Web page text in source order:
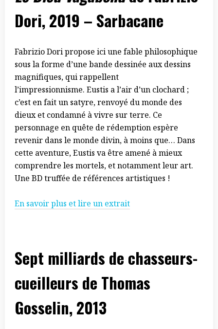
Dori, 2019 – Sarbacane
Fabrizio Dori propose ici une fable philosophique
sous la forme d’une bande dessinée aux dessins
magnifiques, qui rappellent
l’impressionnisme. Eustis a l’air d’un clochard ;
c’est en fait un satyre, renvoyé du monde des
dieux et condamné à vivre sur terre. Ce
personnage en quête de rédemption espère
revenir dans le monde divin, à moins que… Dans
cette aventure, Eustis va être amené à mieux
comprendre les mortels, et notamment leur art.
Une BD truffée de références artistiques !
En savoir plus et lire un extrait
Sept milliards de chasseurs-
cueilleurs de Thomas
Gosselin, 2013